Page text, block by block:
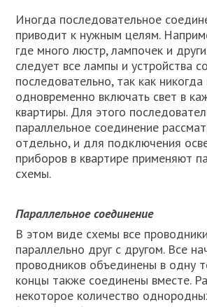
Иногда последовательное
приводит к нужным целям.
где много люстр, лампочек и
следует все лампы и устройства
последовательно, так как
одновременно включать свет в
квартиры. Для этого
параллельное соединение
отдельно, и для подключения
приборов в квартире применяют
схемы.
Параллельное соединение
В этом виде схемы все
параллельно друг с другом. Все
проводников объединены в одну
концы также соединены вместе.
некоторое количество